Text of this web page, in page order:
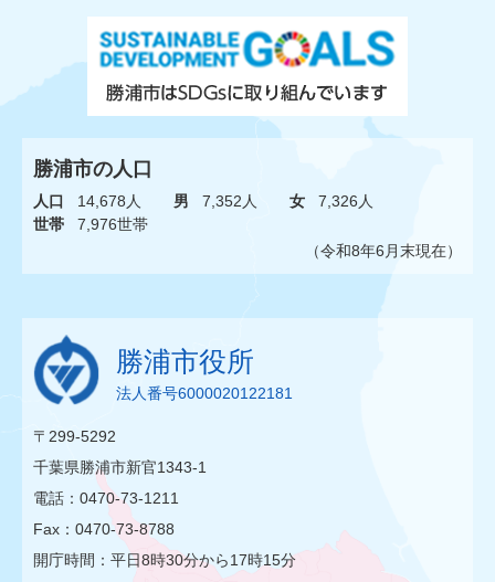
勝浦市の人口
人口 14,678人 男 7,352人 女
7,326人
世帯
7,976世帯
（令和8年6月末現在）
勝浦市役所
法人番号6000020122181
〒299-5292
千葉県勝浦市新官1343-1
電話：0470-73-1211
Fax：0470-73-8788
開庁時間：平日8時30分から17時15分